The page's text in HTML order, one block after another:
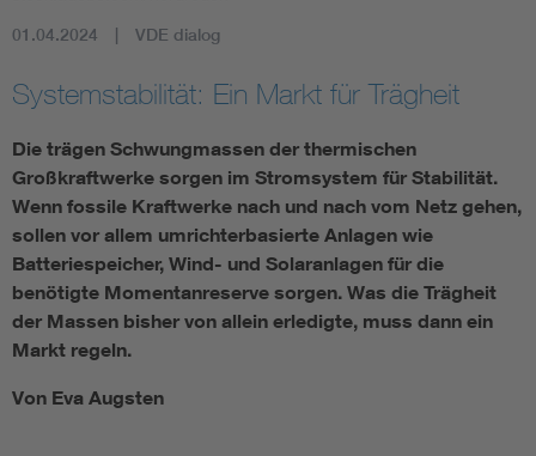
01.04.2024 VDE dialog
Systemstabilität: Ein Markt für Trägheit
Die trägen Schwungmassen der thermischen
Großkraftwerke sorgen im Stromsystem für Stabilität.
Wenn fossile Kraftwerke nach und nach vom Netz gehen,
sollen vor allem umrichterbasierte Anlagen wie
Batteriespeicher, Wind- und Solaranlagen für die
benötigte Momentanreserve sorgen. Was die Trägheit
der Massen bisher von allein erledigte, muss dann ein
Markt regeln.
Von Eva Augsten